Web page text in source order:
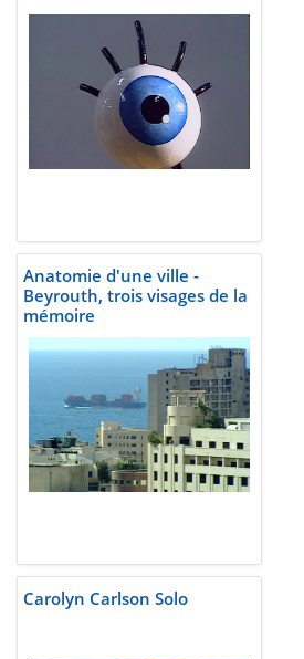
Anatomie d'une ville -
Beyrouth, trois visages de la
mémoire
Carolyn Carlson Solo